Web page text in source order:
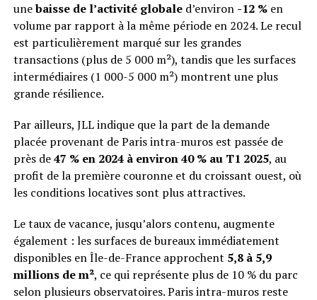
unebaisse de l’activité globaled’environ -12 %en
volume par rapport à la même période en 2024. Le recul
est particulièrement marqué sur les grandes
transactions (plus de 5 000 m²), tandis que les surfaces
intermédiaires (1 000-5 000 m²) montrent une plus
grande résilience.
Par ailleurs, JLL indique que la part de la demande
placée provenant de Paris intra-muros est passée de
près de47 % en 2024 à environ 40 % au T1 2025, au
profit de la première couronne et du croissant ouest, où
les conditions locatives sont plus attractives.
Le taux de vacance, jusqu’alors contenu, augmente
également : les surfaces de bureaux immédiatement
disponibles en Île-de-France approchent 5,8 à 5,9
millions de m², ce qui représente plus de 10 % du parc
selon plusieurs observatoires. Paris intra-muros reste